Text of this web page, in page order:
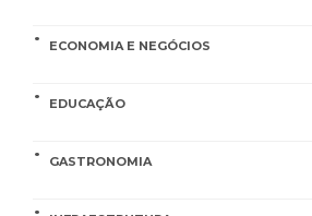
ECONOMIA E NEGÓCIOS
EDUCAÇÃO
GASTRONOMIA